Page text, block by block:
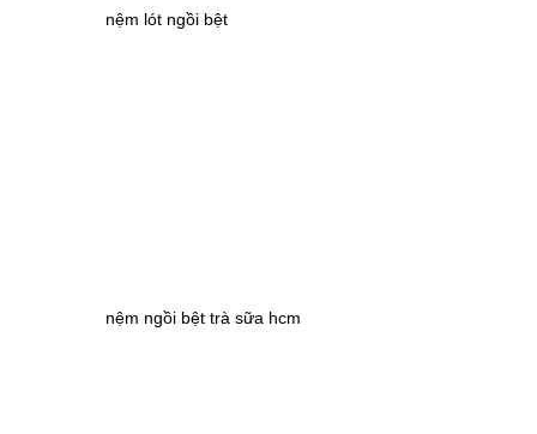
nệm lót ngồi bệt
nệm ngồi bệt trà sữa hcm